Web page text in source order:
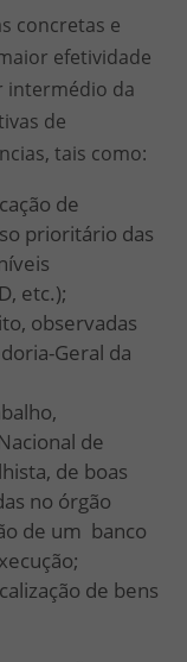
concretas e
efetividade
intermédio da
de
tais como:
de
prioritário das
etc.);
observadas
Geral da
de
de boas
no órgão
de um banco
de bens